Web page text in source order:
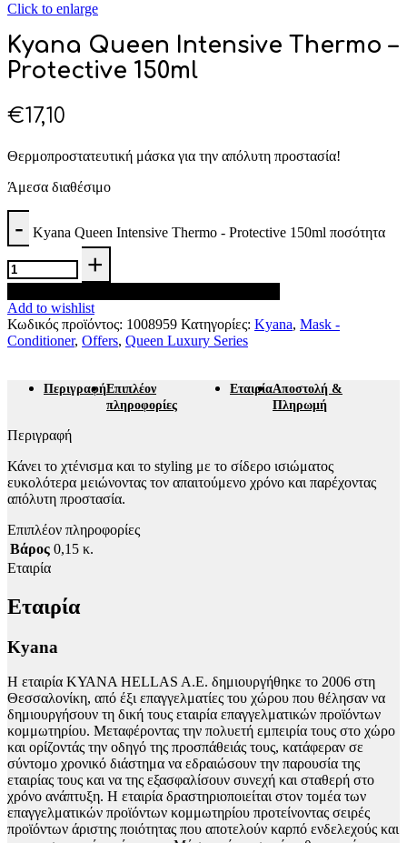
Click to enlarge
Kyana Queen Intensive Thermo –
Protective 150ml
€17,10
Θερμοπροστατευτική μάσκα για την απόλυτη προστασία!
Άμεσα διαθέσιμο
Kyana Queen Intensive Thermo - Protective 150ml ποσότητα
Add to wishlist
Κωδικός προϊόντος: 1008959 Κατηγορίες: Kyana, Mask -
Conditioner, Offers, Queen Luxury Series
ΠεριγραφήΕπιπλέον
πληροφορίες
ΕταιρίαΑποστολή &
Πληρωμή
Περιγραφή
Κάνει το χτένισμα και το styling με το σίδερο ισιώματος
ευκολότερα μειώνοντας τον απαιτούμενο χρόνο και παρέχοντας
απόλυτη προστασία.
Επιπλέον πληροφορίες
Βάρος 0,15 κ.
Εταιρία
Εταιρία
Kyana
Η εταιρία ΚΥΑΝΑ HELLAS A.E. δημιουργήθηκε το 2006 στη
Θεσσαλονίκη, από έξι επαγγελματίες του χώρου που θέλησαν να
δημιουργήσουν τη δική τους εταιρία επαγγελματικών προϊόντων
κομμωτηρίου. Μεταφέροντας την πολυετή εμπειρία τους στο χώρο
και ορίζοντάς την οδηγό της προσπάθειάς τους, κατάφεραν σε
σύντομο χρονικό διάστημα να εδραιώσουν την παρουσία της
εταιρίας τους και να της εξασφαλίσουν συνεχή και σταθερή στο
χρόνο ανάπτυξη. Η εταιρία δραστηριοποιείται στον τομέα των
επαγγελματικών προϊόντων κομμωτηρίου προτείνοντας σειρές
προϊόντων άριστης ποιότητας που αποτελούν καρπό ενδελεχούς και